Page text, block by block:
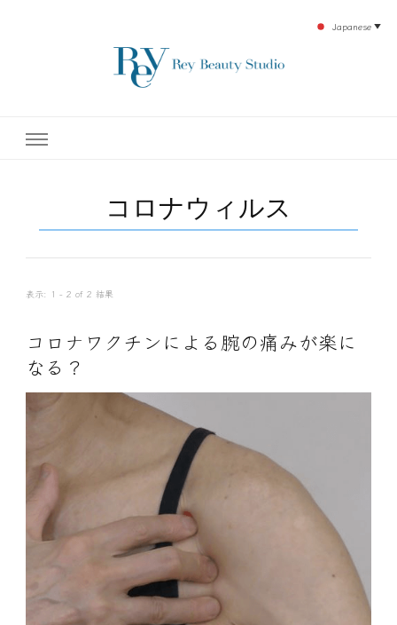
エステ
テ開設45年の実績を誇る本格エステだからこそ、お客様が必ず満足してもらえるこ
コロナウィルス
表示: 1 - 2 of 2 結果
コロナワクチンによる腕の痛みが楽に
なる？
Japanese ▼